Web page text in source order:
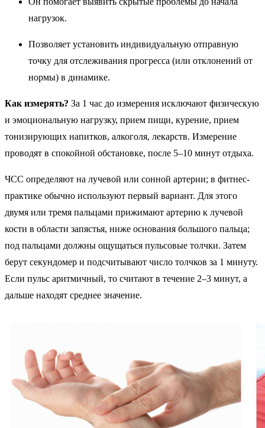
нагрузок.
Позволяет установить индивидуальную отправную
точку для отслеживания прогресса (или отклонений от
нормы) в динамике.
Как измерять? За 1 час до измерения исключают физическую
и эмоциональную нагрузку, прием пищи, курение, прием
тонизирующих напитков, алкоголя, лекарств. Измерение
проводят в спокойной обстановке, после 5–10 минут отдыха.
ЧСС определяют на лучевой или сонной артерии; в фитнес-
практике обычно используют первый вариант. Для этого
двумя или тремя пальцами прижимают артерию к лучевой
кости в области запястья, ниже основания большого пальца;
под пальцами должны ощущаться пульсовые толчки. Затем
берут секундомер и подсчитывают число толчков за 1 минуту.
Если пульс аритмичный, то считают в течение 2–3 минут, а
дальше находят среднее значение.